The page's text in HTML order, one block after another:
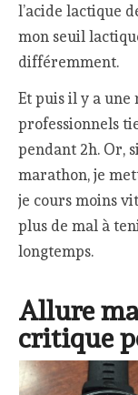
l’acide lactique
mon seuil
différemment.
Et puis il y a une
professionnels
pendant 2h. Or,
marathon, je
je cours moins
plus de mal à
longtemps.
Allure
critique